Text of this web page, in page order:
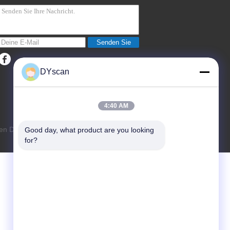
Senden Sie
DYscan Technology Co., Ltd. All Rights
DYscan
4:40 AM
Good day, what product are you looking
for?